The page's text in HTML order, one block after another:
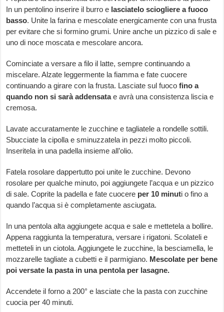
In un pentolino inserire il burro e lasciatelo sciogliere a fuoco
basso. Unite la farina e mescolate energicamente con una frusta
per evitare che si formino grumi. Unire anche un pizzico di sale e
uno di noce moscata e mescolare ancora.
Cominciate a versare a filo il latte, sempre continuando a
miscelare. Alzate leggermente la fiamma e fate cuocere
continuando a girare con la frusta. Lasciate sul fuoco fino a
quando non si sarà addensatae avrà una consistenza liscia e
cremosa.
Lavate accuratamente le zucchine e tagliatele a rondelle sottili.
Sbucciate la cipolla e sminuzzatela in pezzi molto piccoli.
Inseritela in una padella insieme all’olio.
Fatela rosolare dappertutto poi unite le zucchine. Devono
rosolare per qualche minuto, poi aggiungete l’acqua e un pizzico
di sale. Coprite la padella e fate cuocere per 10 minuti o fino a
quando l’acqua si è completamente asciugata.
In una pentola alta aggiungete acqua e sale e mettetela a bollire.
Appena raggiunta la temperatura, versare i rigatoni. Scolateli e
metteteli in un ciotola. Aggiungete le zucchine, la besciamella, le
mozzarelle tagliate a cubetti e il parmigiano. Mescolate per bene
poi versate la pasta in una pentola per lasagne.
Accendete il forno a 200° e lasciate che la pasta con zucchine
cuocia per 40 minuti.